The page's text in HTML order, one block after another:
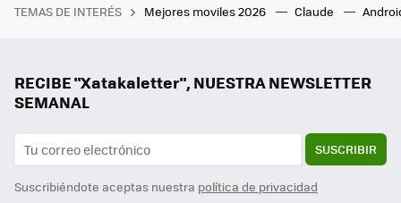
TEMAS DE INTERÉS Mejores moviles 2026 Claude
RECIBE "Xatakaletter", NUESTRA NEWSLETTER
SEMANAL
SUSCRIBIR
Suscribiéndote aceptas nuestra política de privacidad